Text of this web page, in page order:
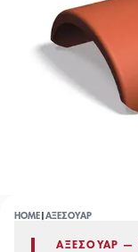
HOME ΑΞΕΣΟΥΆΡ
ΑΞΕΣΟΥΆΡ —